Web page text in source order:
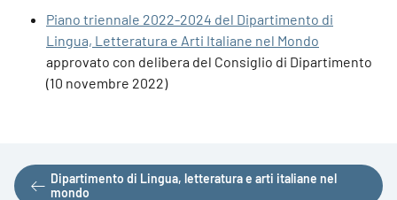
Piano triennale 2022-2024 del Dipartimento di
Lingua, Letteratura e Arti Italiane nel Mondo
approvato con delibera del Consiglio di Dipartimento
(10 novembre 2022)
Dipartimento di Lingua, letteratura e arti italiane nel
mondo